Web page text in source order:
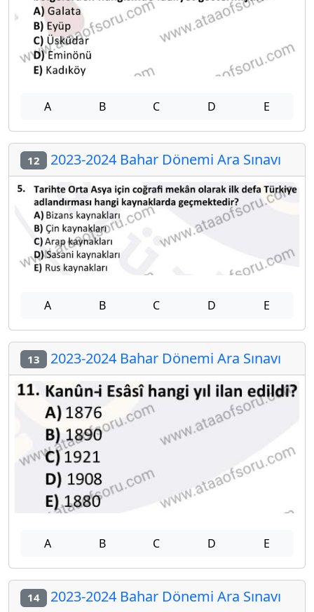
A B C D E
12 2023-2024 Bahar Dönemi Ara Sınavı
A B C D E
13 2023-2024 Bahar Dönemi Ara Sınavı
A B C D E
14 2023-2024 Bahar Dönemi Ara Sınavı